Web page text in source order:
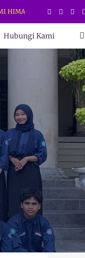
UNY. DAPATKAN
Hubungi Kami